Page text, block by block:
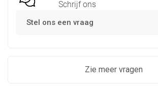
Schrijf ons
Stel ons een vraag
Zie meer vragen